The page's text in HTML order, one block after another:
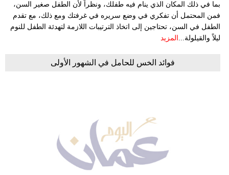
بما في ذلك المكان الذي ينام فيه طفلك، ونظراً لأن الطفل صغير السن،
فمن المحتمل أن تفكري في وضع سريره في غرفتك ومع ذلك، مع تقدم
الطفل في السن، تحتاجين إلى اتخاذ الترتيبات اللازمة لتهدئة الطفل للنوم
ليلاً والقيلولة... المزيد
فوائد الخس للحامل في الشهور الأولى